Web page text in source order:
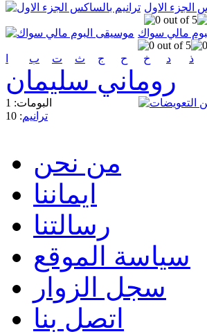
الجزء الاول
مالي سواك
ب ت ث ج ح خ د ذ
روماني سليمان
البومات: 1
ترانيم: 10
من نحن
ايماننا
رسالتنا
سياسة الموقع
سجل الزوار
اتصل بنا